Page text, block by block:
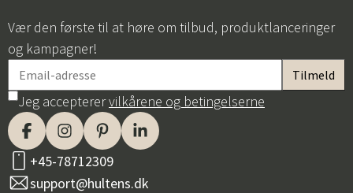
Vær den første til at høre om tilbud, produktlanceringer
og kampagner!
Jeg accepterervilkårene og betingelserne
+45-78712309
support@hultens.dk